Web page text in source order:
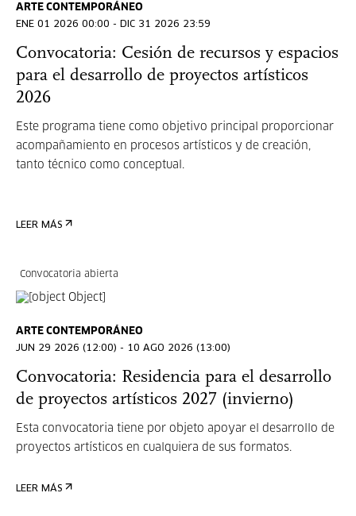
ARTE CONTEMPORÁNEO
ENE 01 2026 00:00 - DIC 31 2026 23:59
Convocatoria: Cesión de recursos y espacios
para el desarrollo de proyectos artísticos
2026
Este programa tiene como objetivo principal proporcionar
acompañamiento en procesos artísticos y de creación,
tanto técnico como conceptual.
LEER MÁS
Convocatoria abierta
ARTE CONTEMPORÁNEO
JUN 29 2026 (12:00) - 10 AGO 2026 (13:00)
Convocatoria: Residencia para el desarrollo
de proyectos artísticos 2027 (invierno)
Esta convocatoria tiene por objeto apoyar el desarrollo de
proyectos artísticos en cualquiera de sus formatos.
LEER MÁS